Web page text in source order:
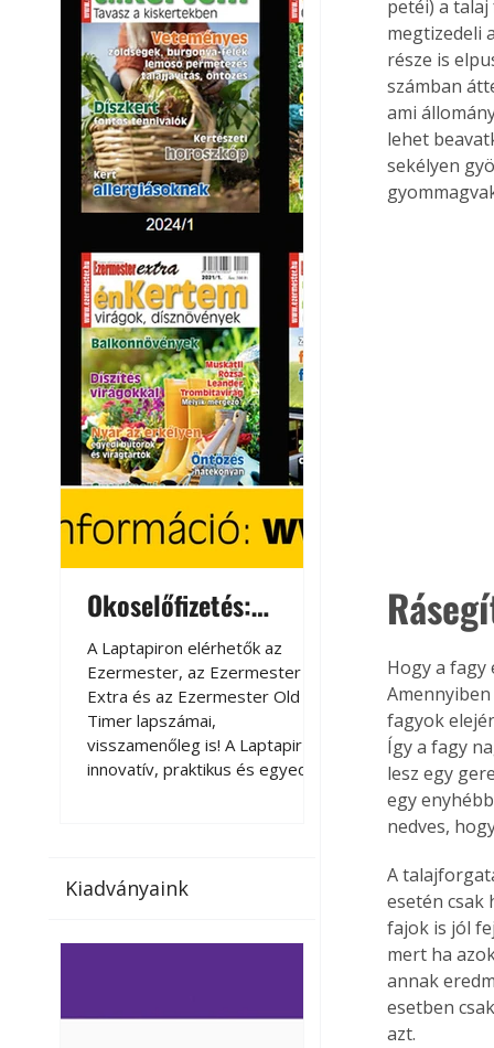
Okoselőfizetés:
Ezermester Extra
A Laptapiron elérhetők az
Ezermester, az Ezermester
Extra és az Ezermester Old
Timer lapszámai,
visszamenőleg is! A Laptapir új,
innovatív, praktikus és egyedi
az otthonában, útközben vagy
elérhetők lapszámaink. Bárhol,
Okoselőfizetés
Ezermester, az
Extra és az
Timer lapszámai,
visszamenőleg is! A
innovatív, praktikus
megoldás a
magazinok digitális
számítógépen,
vagy táblagépen.
az otthonában,
nyaralás, pihenés
elérhetők
bármikor, akár
vagy dolgozva is
Ezermester
Laptapir kényelmes
Kiadványaink
petéi) a
megtizedeli
része is
számban
ami
lehet
sekélyen
Hogy a fagy
fagyok
Így a fagy
lesz egy
egy
nedves,
A
esetén csak
fajok is jól
mert ha
annak
esetben
azt.